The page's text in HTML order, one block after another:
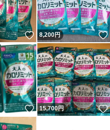
いいね！
8,200円
いいね！
15,700円